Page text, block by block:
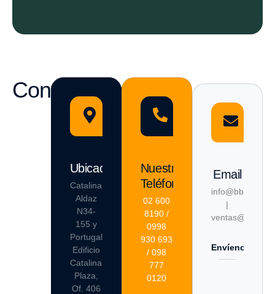
Conversemos
Ubicación
Catalina
Aldaz
N34-
155 y
Portugal,
Edificio
Catalina
Plaza,
Of. 406
Nuestro
Teléfono
02 600
8190 /
0998
930 693
/ 098
777
0120
Email
|
Envíenos un